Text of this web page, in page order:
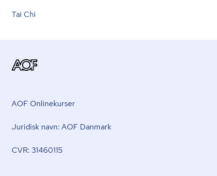
Tai Chi
AOF Onlinekurser
Juridisk navn: AOF Danmark
CVR: 31460115